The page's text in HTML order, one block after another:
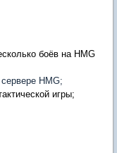
боёв на HMG
HMG;
игры;